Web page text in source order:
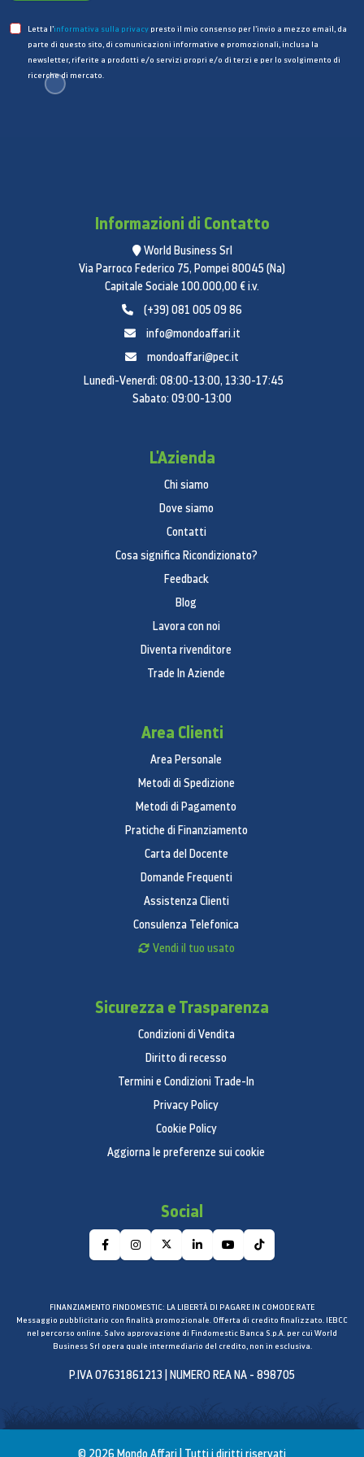
Raffreddamento dei metalli
Numero di ripiani: 4
Scaffale per vini
Caratteristiche del congelatore
Raffreddamento dei metalli
Numero di ripiani: 4
Materiale dei ripiani: Temperato
Numero di contenitori nella porta: 2
Fabbricatore di ghiaccio mobile: Integrato nella porta
Illuminazione interna a LED: LED superiore
Numero di cassetti: 2
Refrigerante: R-600A
Numero di ore di raffreddamento autonomo (fino
all'aumento della temperatura): 6 h
Compressore: Inverter digitale
Caratteristiche esterne
Fabbricatore di ghiaccio mobile: Distributore d'acqua
e fabbricatore di ghiaccio
Livello di rumore (dB): 37 dBA
Classe climatica: SN, N, ST, T
Capacità di congelamento: 15 kg/24 ore
Consumo energetico annuo: 345 kWh/anno
Compatibilità con l'app SmartThings
Letta l’informativa sulla privacy presto il mio consenso per l’invio a mezzo email, da
parte di questo sito, di comunicazioni informative e promozionali, inclusa la
newsletter, riferite a prodotti e/o servizi propri e/o di terzi e per lo svolgimento di
ricerche di mercato.
Informazioni di Contatto
World Business Srl
Via Parroco Federico 75, Pompei 80045 (Na)
Capitale Sociale 100.000,00 € i.v.
(+39) 081 005 09 86
info@mondoaffari.it
mondoaffari@pec.it
Lunedì-Venerdì: 08:00-13:00, 13:30-17:45
Sabato: 09:00-13:00
L'Azienda
Chi siamo
Dove siamo
Contatti
Cosa significa Ricondizionato?
Feedback
Blog
Lavora con noi
Diventa rivenditore
Trade In Aziende
Area Clienti
Area Personale
Metodi di Spedizione
Metodi di Pagamento
Pratiche di Finanziamento
Carta del Docente
Domande Frequenti
Assistenza Clienti
Consulenza Telefonica
Vendi il tuo usato
Sicurezza e Trasparenza
Condizioni di Vendita
Diritto di recesso
Termini e Condizioni Trade-In
Privacy Policy
Cookie Policy
Aggiorna le preferenze sui cookie
Social
FINANZIAMENTO FINDOMESTIC: LA LIBERTÀ DI PAGARE IN COMODE RATE
Messaggio pubblicitario con finalità promozionale. Offerta di credito finalizzato. IEBCC
nel percorso online. Salvo approvazione di Findomestic Banca S.p.A. per cui World
Business Srl opera quale intermediario del credito, non in esclusiva.
P.IVA 07631861213 | NUMERO REA NA - 898705
© 2026 Mondo Affari | Tutti i diritti riservati